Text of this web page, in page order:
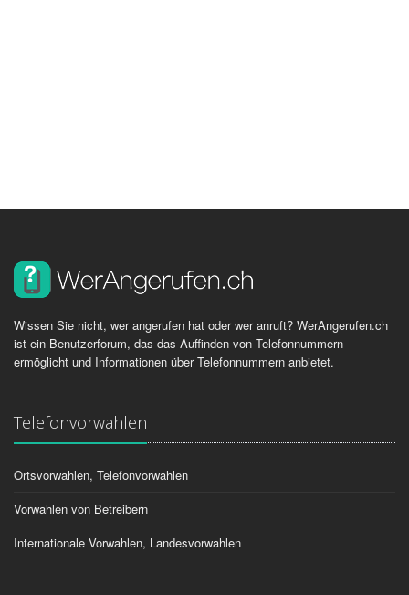
Wissen Sie nicht, wer angerufen hat oder wer anruft? WerAngerufen.ch
ist ein Benutzerforum, das das Auffinden von Telefonnummern
ermöglicht und Informationen über Telefonnummern anbietet.
Telefonvorwahlen
Ortsvorwahlen, Telefonvorwahlen
Vorwahlen von Betreibern
Internationale Vorwahlen, Landesvorwahlen